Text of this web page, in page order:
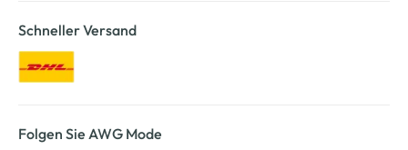
Schneller Versand
Folgen Sie AWG Mode